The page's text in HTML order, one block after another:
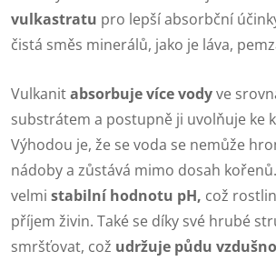
vulkastratu pro lepší absorbční
čistá směs minerálů, jako je láva,
Vulkanitabsorbuje více vodyve
substrátem a postupně ji uvolňuje ke
Výhodou je, že se voda se nemůže
nádoby a zůstává mimo dosah
velmi stabilní hodnotu pH, což
příjem živin. Také se díky své hrubé
smršťovat, což udržuje půdu